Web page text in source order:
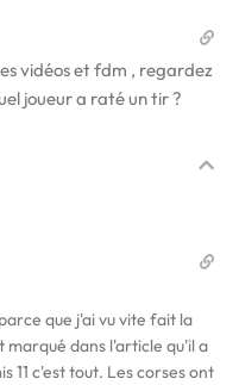
vidéos et fdm , regardez
joueur a raté un tir ?
que j'ai vu vite fait la
marqué dans l'article qu'il a
11 c'est tout. Les corses ont